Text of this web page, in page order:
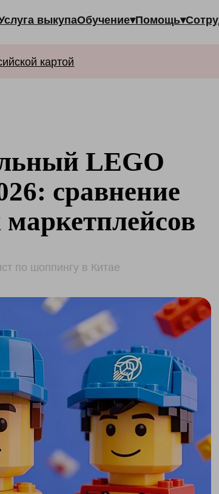
Обучение▾Помощь▾Сотрудничество▾
картой
LEGO
сравнение
по шоппингу в Китае